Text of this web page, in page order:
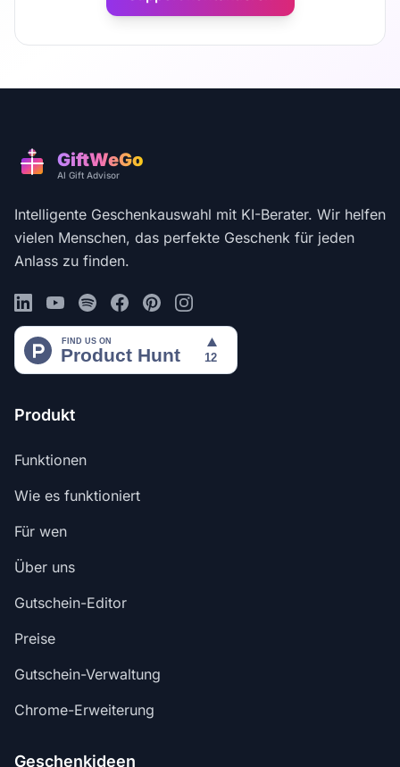
GiftWeGo
AI Gift Advisor
Intelligente Geschenkauswahl mit KI-Berater. Wir helfen
vielen Menschen, das perfekte Geschenk für jeden
Anlass zu finden.
Produkt
Funktionen
Wie es funktioniert
Für wen
Über uns
Gutschein-Editor
Preise
Gutschein-Verwaltung
Chrome-Erweiterung
Geschenkideen